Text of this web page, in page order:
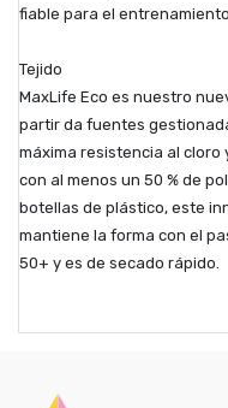
fiable para el
Tejido
MaxLife Eco es nuestro
partir da fuentes
máxima resistencia al cloro
con al menos un 50 % de
botellas de plástico, este
mantiene la forma con el
50+ y es de secado rápido.